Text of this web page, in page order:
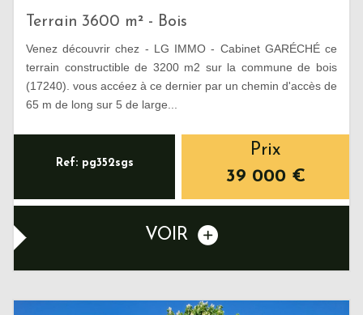
Terrain 3600 m² - Bois
Venez découvrir chez - LG IMMO - Cabinet GARÉCHÉ ce
terrain constructible de 3200 m2 sur la commune de bois
(17240). vous accéez à ce dernier par un chemin d'accès de
65 m de long sur 5 de large...
Ref: pg352sgs
Prix
39 000 €
VOIR